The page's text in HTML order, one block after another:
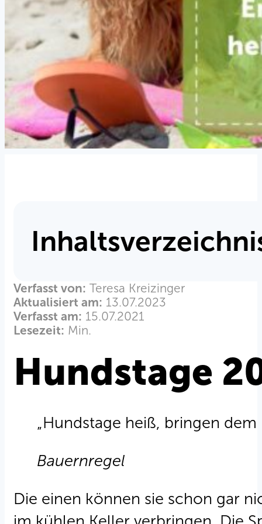
Verfasst von: Teresa Kreizinger
Aktualisiert am: 13.07.2023
Verfasst am: 15.07.2021
Lesezeit: Min.
Hundstage
„Hundstage heiß, bringen dem
Bauernregel
Die einen können sie schon gar